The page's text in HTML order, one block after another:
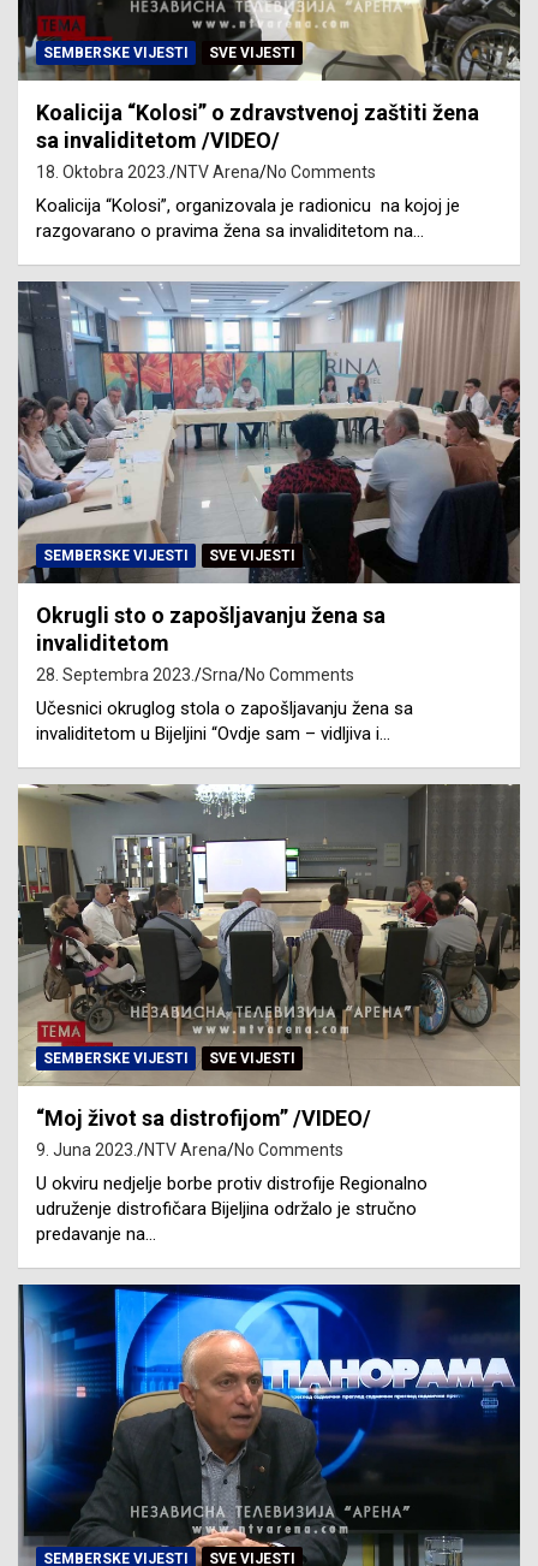
SEMBERSKE VIJESTI SVE VIJESTI
Koalicija “Kolosi” o zdravstvenoj zaštiti žena
sa invaliditetom /VIDEO/
18. Oktobra 2023. NTV Arena No Comments
Koalicija “Kolosi”, organizovala je radionicu na kojoj je
razgovarano o pravima žena sa invaliditetom na…
SEMBERSKE VIJESTI SVE VIJESTI
Okrugli sto o zapošljavanju žena sa
invaliditetom
28. Septembra 2023. Srna No Comments
Učesnici okruglog stola o zapošljavanju žena sa
invaliditetom u Bijeljini “Ovdje sam – vidljiva i…
SEMBERSKE VIJESTI SVE VIJESTI
“Moj život sa distrofijom” /VIDEO/
9. Juna 2023. NTV Arena No Comments
U okviru nedjelje borbe protiv distrofije Regionalno
udruženje distrofičara Bijeljina održalo je stručno
predavanje na…
SEMBERSKE VIJESTI SVE VIJESTI